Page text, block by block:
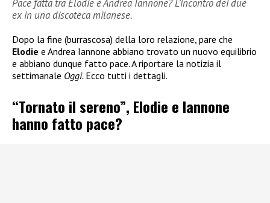
Pace fatta tra Elodie e Andrea Iannone? L’incontro dei due
ex in una discoteca milanese.
Dopo la fine (burrascosa) della loro relazione, pare che
Elodie e Andrea Iannone abbiano trovato un nuovo equilibrio
e abbiano dunque fatto pace. A riportare la notizia il
settimanale Oggi. Ecco tutti i dettagli.
“Tornato il sereno”, Elodie e Iannone
hanno fatto pace?